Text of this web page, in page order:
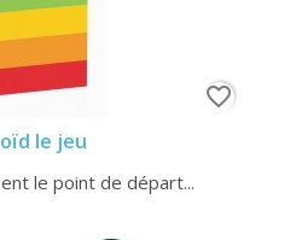
le jeu
le point de départ...
favorite_border